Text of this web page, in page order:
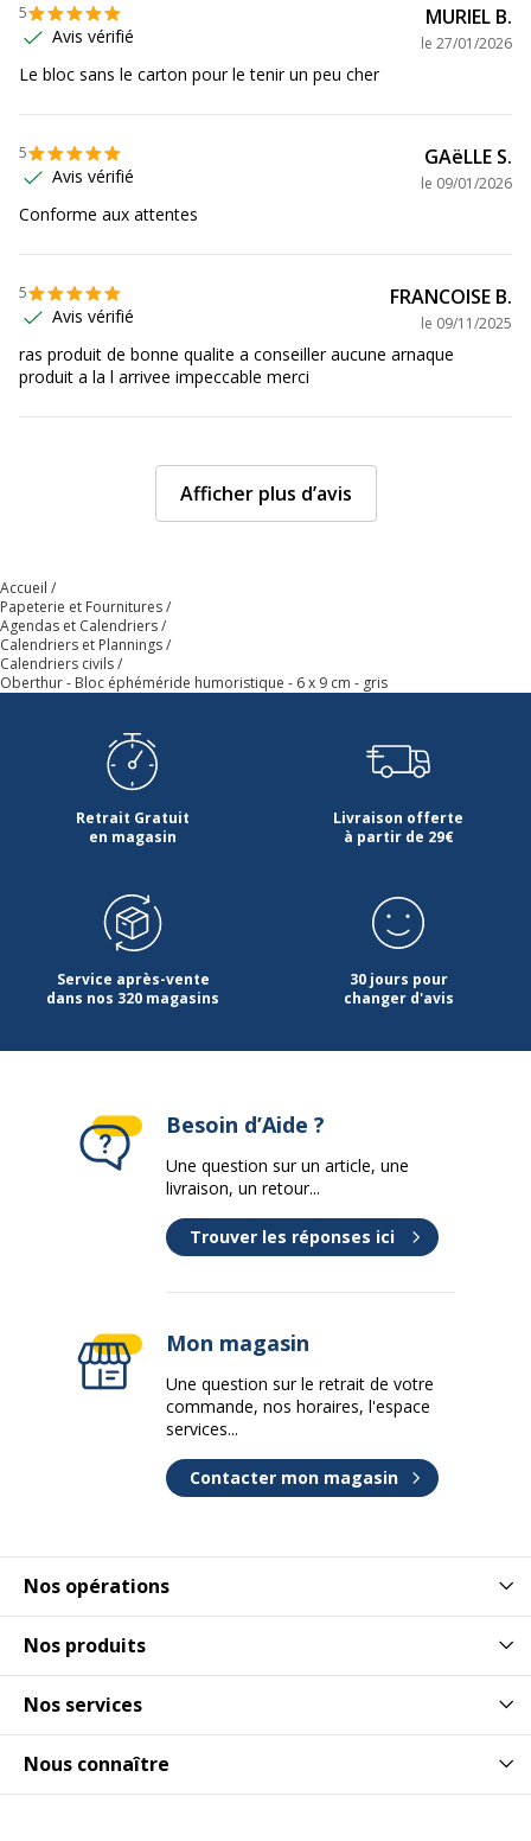
Données d'identification
Données d'identification
Code barre maitre 3664447230122,3664447178127
Marque
fabricant
Dimensions et poids
Dimensions et poids
Largeur 63 mm
5
Avis vérifié
MURIEL B.
le 27/01/2026
Le bloc sans le carton pour le tenir un peu cher
5
Avis vérifié
GAëLLE S.
le 09/01/2026
Conforme aux attentes
5
Avis vérifié
FRANCOISE B.
le 09/11/2025
ras produit de bonne qualite a conseiller aucune arnaque
produit a la l arrivee impeccable merci
Afficher plus d’avis
Accueil
Papeterie et Fournitures
Agendas et Calendriers
Calendriers et Plannings
Calendriers civils
Oberthur - Bloc éphéméride humoristique - 6 x 9 cm - gris
Retrait Gratuit
en magasin
Livraison offerte
à partir de 29€
Service après-vente
dans nos 320 magasins
30 jours pour
changer d'avis
Nos opérations
Nos produits
Nos services
Nous connaître
Besoin d’Aide ?
Une question sur un article, une
livraison, un retour...
Trouver les réponses ici
Mon magasin
Une question sur le retrait de votre
commande, nos horaires, l'espace
services...
Contacter mon magasin